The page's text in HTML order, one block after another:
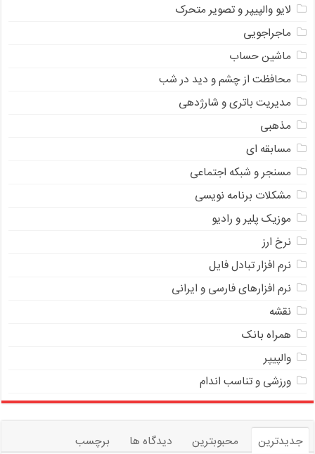
لایو والپیپر و تصویر متحرک
ماجراجویی
ماشین حساب
محافظت از چشم و دید در شب
مدیریت باتری و شارژدهی
مذهبی
مسابقه ای
مسنجر و شبکه اجتماعی
مشکلات برنامه نویسی
موزیک پلیر و رادیو
نرخ ارز
ﻧﺮﻡ ﺍﻓﺰﺍﺭ ﺗﺒﺎﺩﻝ ﻓﺎﻳﻞ
نرم افزارهای فارسی و ایرانی
نقشه
همراه بانک
والپیپر
ورزشی و تناسب اندام
جدیدترین محبوبترین دیدگاه ها
برچسب